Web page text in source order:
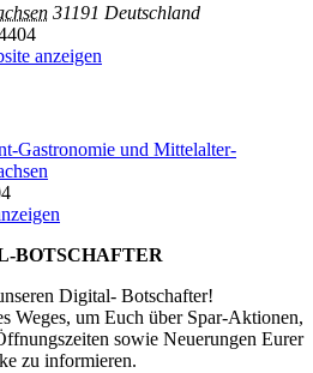
31191 Deutschland
anzeigen
Gastronomie und Mittelalter-
BOTSCHAFTER
Digital- Botschafter!
Weges, um Euch über Spar-Aktionen,
sowie Neuerungen Eurer
zu informieren.